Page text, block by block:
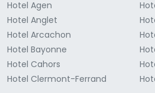
Hotel Agen
Hotel Anglet
Hotel Arcachon
Hotel Bayonne
Hotel Cahors
Hotel Clermont-Ferrand